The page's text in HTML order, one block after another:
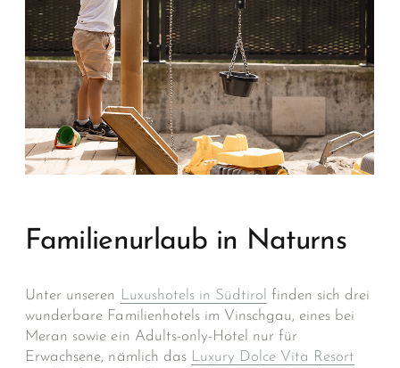
Familienurlaub in Naturns
Unter unseren Luxushotels in Südtirol
finden sich drei
wunderbare Familienhotels im Vinschgau, eines bei
Meran sowie ein Adults-only-Hotel nur für
Erwachsene, nämlich das Luxury Dolce Vita Resort